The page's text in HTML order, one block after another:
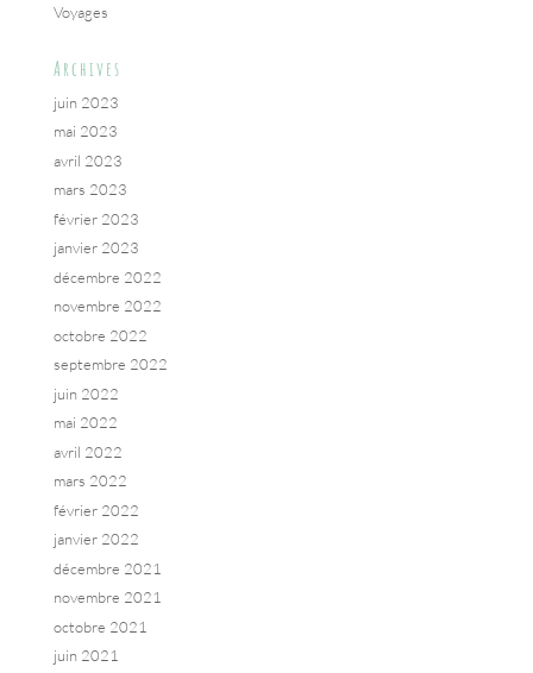
Voyages
Archives
juin 2023
mai 2023
avril 2023
mars 2023
février 2023
janvier 2023
décembre 2022
novembre 2022
octobre 2022
septembre 2022
juin 2022
mai 2022
avril 2022
mars 2022
février 2022
janvier 2022
décembre 2021
novembre 2021
octobre 2021
juin 2021